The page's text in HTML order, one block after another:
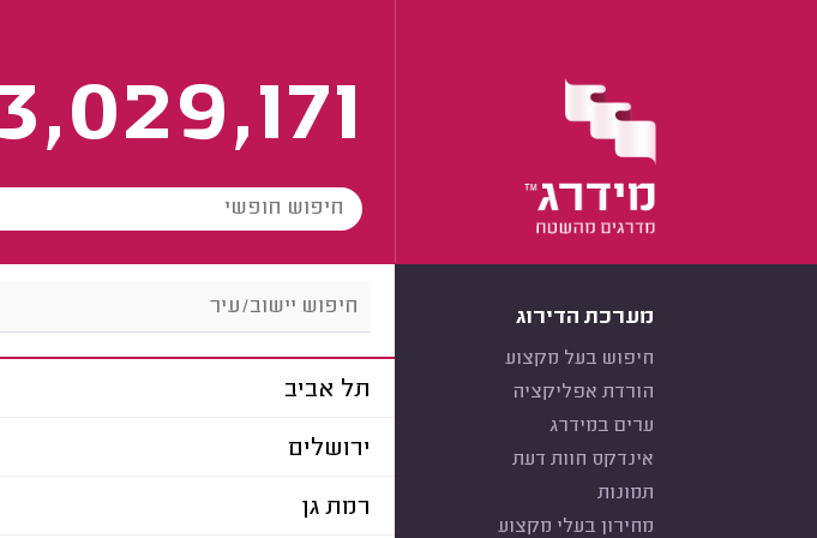
מערכת הדירוג
חיפוש בעל מקצוע
הורדת אפליקציה
ערים במידרג
אינדקס חוות דעת
תמונות
מחירון בעלי מקצוע
תל אביב
ירושלים
רמת גן